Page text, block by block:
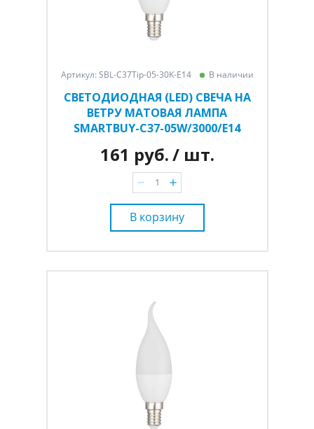
Артикул: SBL-C37Tip-05-30K-E14 В наличии
СВЕТОДИОДНАЯ (LED) СВЕЧА НА
ВЕТРУ МАТОВАЯ ЛАМПА
SMARTBUY-C37-05W/3000/E14
161 руб./ шт.
В корзину